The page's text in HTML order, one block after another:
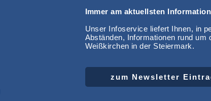
Immer am aktuellsten
Unser Infoservice liefert Ihnen, in
Abständen, Informationen rund um
Weißkirchen in der Steiermark.
zum Newsletter